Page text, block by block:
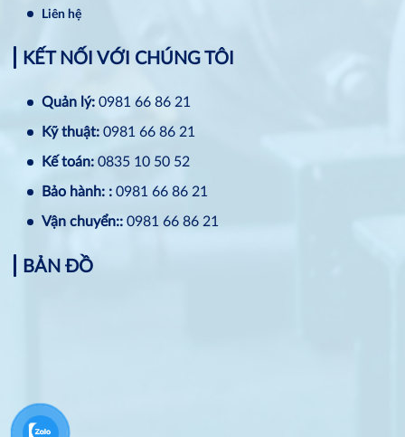
Liên hệ
KẾT NỐI VỚI CHÚNG TÔI
Quản lý: 0981 66 86 21
Kỹ thuật: 0981 66 86 21
Kế toán: 0835 10 50 52
Bảo hành: : 0981 66 86 21
Vận chuyển:: 0981 66 86 21
BẢN ĐỒ